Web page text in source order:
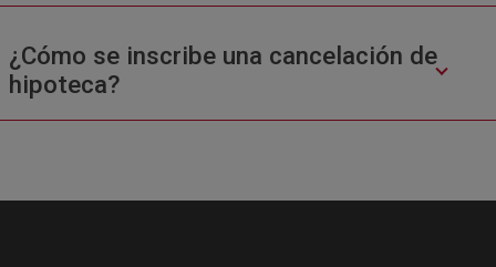
¿Cómo se inscribe una cancelación de
hipoteca?